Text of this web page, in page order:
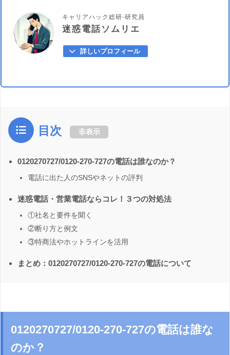
キャリアハック総研-研究員
迷惑電話ソムリエ
詳しいプロフィール
目次 非表示
0120270727/0120-270-727の電話は誰なのか？
電話に出た人のSNSやネットの評判
迷惑電話・営業電話ならコレ！３つの対処法
①社名と要件を聞く
②断り方と例文
③特商法やホットラインを活用
まとめ：0120270727/0120-270-727の電話について
0120270727/0120-270-727の電話は誰な
のか？